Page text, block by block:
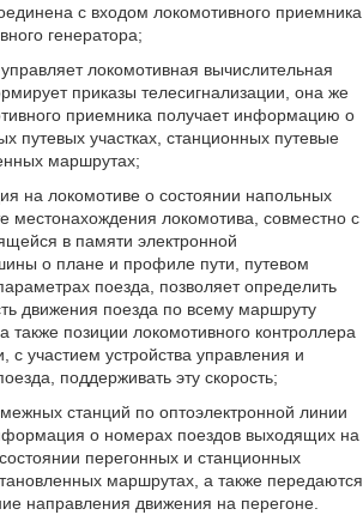
с входом локомотивного приемника
генератора;
локомотивная вычислительная
приказы телесигнализации, она же
приемника получает информацию о
путевых участках, станционных путевые
маршрутах;
на локомотиве о состоянии напольных
местонахождения локомотива, совместно с
в памяти электронной
о плане и профиле пути, путевом
поезда, позволяет определить
движения поезда по всему маршруту
также позиции локомотивного контроллера
с участием устройства управления и
поддерживать эту скорость;
станций по оптоэлектронной линии
о номерах поездов выходящих на
перегонных и станционных
маршрутах, а также передаются
направления движения на перегоне.